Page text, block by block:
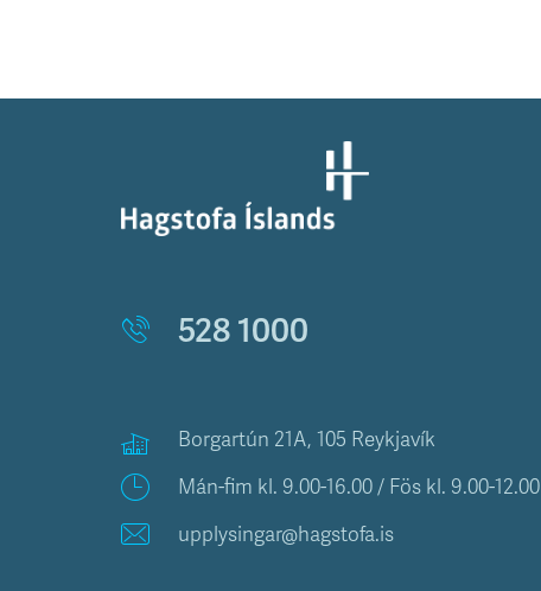
528 1000
Borgartún 21A, 105 Reykjavík
Mán-fim kl. 9.00-16.00 / Fös kl. 9.00-12.00
upplysingar@hagstofa.is